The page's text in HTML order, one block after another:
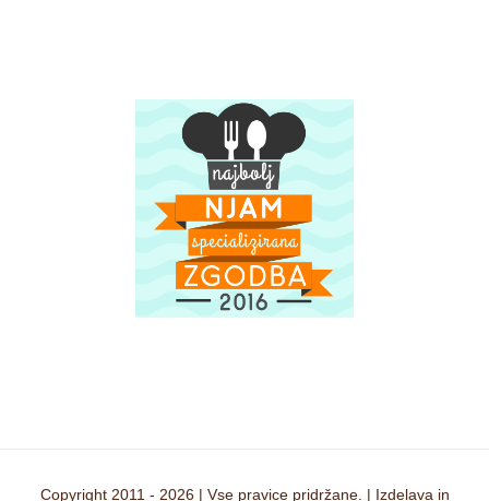
Copyright 2011 - 2026 | Vse pravice pridržane. | Izdelava in